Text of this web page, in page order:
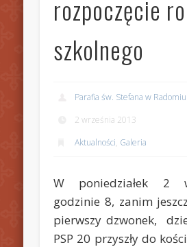
rozpoczęcie
szkolnego
Parafia św. Stefana w Radomiu
2 września 2013
Aktualności, Galeria
W poniedziałek 2
godzinie 8, zanim
pierwszy dzwonek,
PSP 20 przyszły do